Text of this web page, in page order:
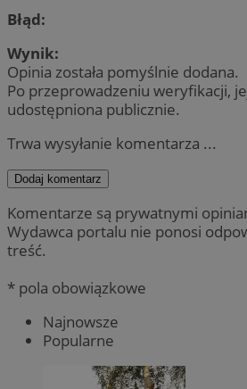
Błąd:
Wynik:
Opinia została pomyślnie dodana.
Po przeprowadzeniu weryfikacji,
udostępniona publicznie.
Trwa wysyłanie komentarza ...
Dodaj komentarz
Komentarze są prywatnymi
Wydawca portalu nie ponosi
treść.
* pola obowiązkowe
Najnowsze
Popularne